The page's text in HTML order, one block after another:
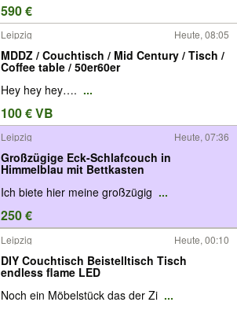
590 €
Leipzig Heute, 08:05
MDDZ / Couchtisch / Mid Century / Tisch /
Coffee table / 50er60er
Hey hey hey…. ...
100 € VB
Leipzig Heute, 07:36
Großzügige Eck-Schlafcouch in
Himmelblau mit Bettkasten
Ich biete hier meine großzügig ...
250 €
Leipzig Heute, 00:10
DIY Couchtisch Beistelltisch Tisch
endless flame LED
Noch ein Möbelstück das der Zi ...